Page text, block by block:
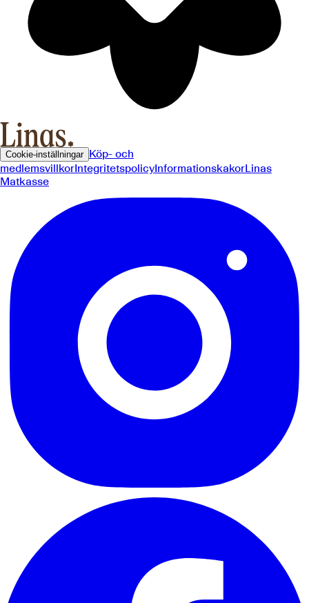
Cookie-inställningar Köp- och
medlemsvillkorIntegritetspolicyInformationskakorLinas
Matkasse